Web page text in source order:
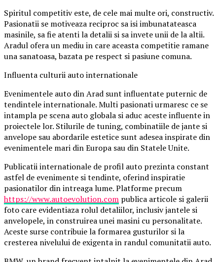
Spiritul competitiv este, de cele mai multe ori, constructiv.
Pasionatii se motiveaza reciproc sa isi imbunatateasca
masinile, sa fie atenti la detalii si sa invete unii de la altii.
Aradul ofera un mediu in care aceasta competitie ramane
una sanatoasa, bazata pe respect si pasiune comuna.
Influenta culturii auto internationale
Evenimentele auto din Arad sunt influentate puternic de
tendintele internationale. Multi pasionati urmaresc ce se
intampla pe scena auto globala si aduc aceste influente in
proiectele lor. Stilurile de tuning, combinatiile de jante si
anvelope sau abordarile estetice sunt adesea inspirate din
evenimentele mari din Europa sau din Statele Unite.
Publicatii internationale de profil auto prezinta constant
astfel de evenimente si tendinte, oferind inspiratie
pasionatilor din intreaga lume. Platforme precum
https://www.autoevolution.com publica articole si galerii
foto care evidentiaza rolul detaliilor, inclusiv jantele si
anvelopele, in construirea unei masini cu personalitate.
Aceste surse contribuie la formarea gusturilor si la
cresterea nivelului de exigenta in randul comunitatii auto.